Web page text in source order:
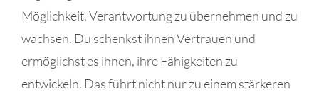
Möglichkeit, Verantwortung zu übernehmen und zu
wachsen. Du schenkst ihnen Vertrauen und
ermöglichst es ihnen, ihre Fähigkeiten zu
entwickeln. Das führt nicht nur zu einem stärkeren